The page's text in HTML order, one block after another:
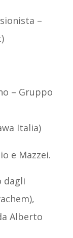
–
– Gruppo
Italia)
e Mazzei.
dagli
Alberto